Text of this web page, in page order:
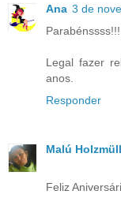
Ana 3 de
Legal fazer
anos.
Responder
Malú
Feliz